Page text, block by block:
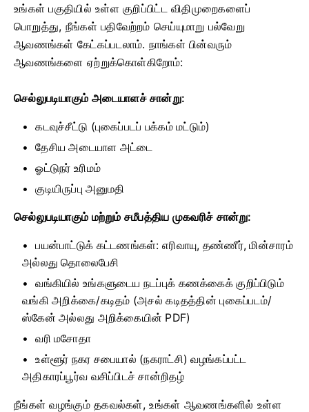
உங்கள் பகுதியில் உள்ள குறிப்பிட்ட விதிமுறைகளைப்
பொறுத்து, நீங்கள் பதிவேற்றம் செய்யுமாறு பல்வேறு
ஆவணங்கள் கேட்கப்படலாம். நாங்கள் பின்வரும்
ஆவணங்களை ஏற்றுக்கொள்கிறோம்:
செல்லுபடியாகும் அடையாளச் சான்று:
கடவுச்சீட்டு (புகைப்படப் பக்கம் மட்டும்)
தேசிய அடையாள அட்டை
ஓட்டுநர் உரிமம்
குடியிருப்பு அனுமதி
செல்லுபடியாகும் மற்றும் சமீபத்திய முகவரிச் சான்று:
பயன்பாட்டுக் கட்டணங்கள்: எரிவாயு, தண்ணீர், மின்சாரம்
அல்லது தொலைபேசி
வங்கியில் உங்களுடைய நடப்புக் கணக்கைக் குறிப்பிடும்
வங்கி அறிக்கை/கடிதம் (அசல் கடிதத்தின் புகைப்படம்/
ஸ்கேன் அல்லது அறிக்கையின் PDF)
வரி மசோதா
உள்ளூர் நகர சபையால் (நகராட்சி) வழங்கப்பட்ட
அதிகாரப்பூர்வ வசிப்பிடச் சான்றிதழ்
நீங்கள் வழங்கும் தகவல்கள், உங்கள் ஆவணங்களில் உள்ள